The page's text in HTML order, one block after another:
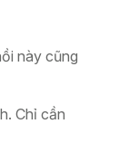
này cũng
Chỉ cần